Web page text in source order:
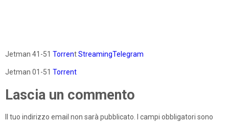
Jetman 41-51 TorrentStreamingTelegram
Jetman 01-51 Torrent
Lascia un commento
Il tuo indirizzo email non sarà pubblicato.
I campi obbligatori sono